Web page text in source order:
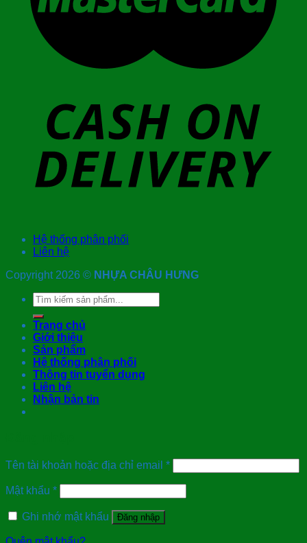
Hệ thống phân phối
Liên hệ
Copyright 2026 © NHỰA CHÂU HƯNG
Tìm
kiếm:
Trang chủ
Giới thiệu
Sản phẩm
Hệ thống phân phối
Thông tin tuyển dụng
Liên hệ
Nhận bản tin
Tên tài khoản hoặc địa chỉ email *
Mật khẩu *
Ghi nhớ mật khẩu Đăng nhập